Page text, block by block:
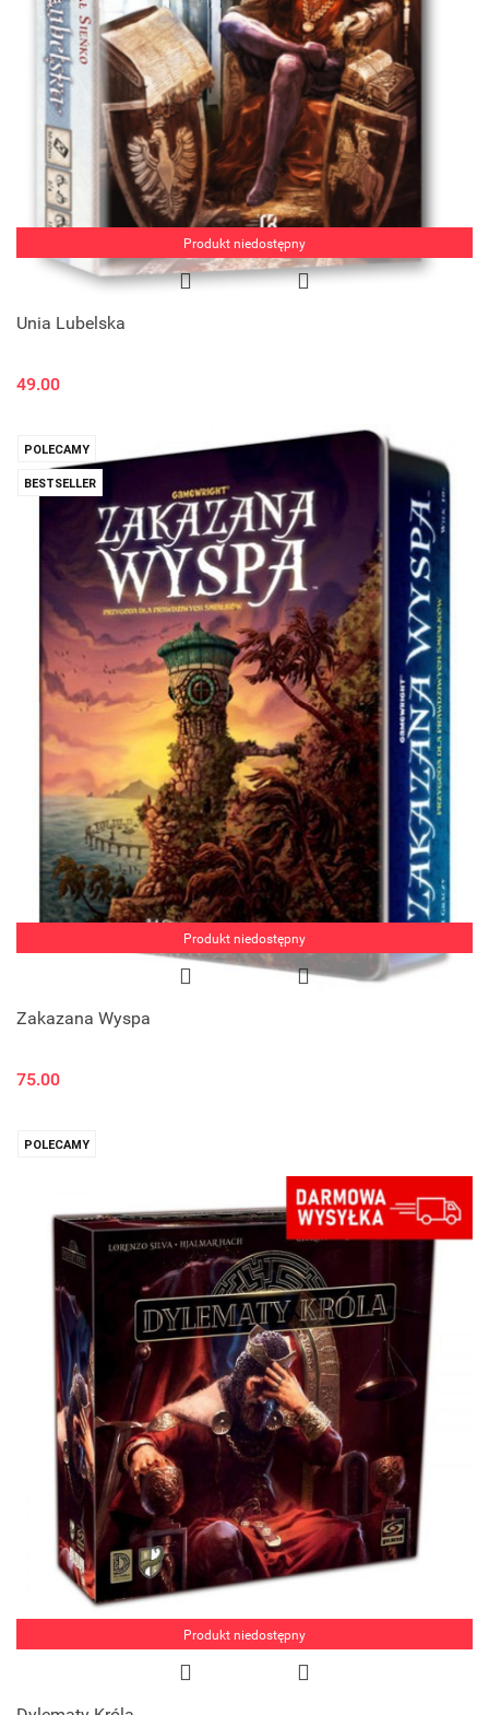
Produkt niedostępny
Unia Lubelska
49.00
POLECAMY
BESTSELLER
Produkt niedostępny
Zakazana Wyspa
75.00
POLECAMY
Produkt niedostępny